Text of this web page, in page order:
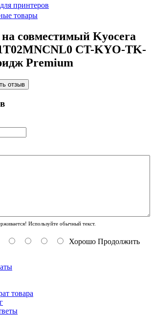
принтеров
товары
совместимый Kyocera
CT-KYO-TK-
Premium
отзыв
Используйте обычный текст.
Хорошо Продолжить
товара